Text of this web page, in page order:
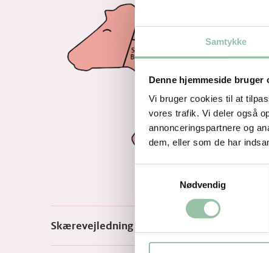
Samtykke
Denne hjemmeside bruger
Vi bruger cookies til at
vores trafik. Vi deler også
annonceringspartnere og
dem, eller som de har
Nødvendig
Skærevejledning